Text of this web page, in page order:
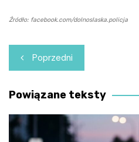
Źródło: facebook.com/dolnoslaska.policja
Nawigacja
wpisu
Poprzedni
Powiązane teksty